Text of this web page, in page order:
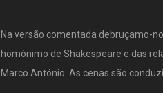
Na versão comentada debruçamo-
homónimo de Shakespeare e das
Marco António. As cenas são